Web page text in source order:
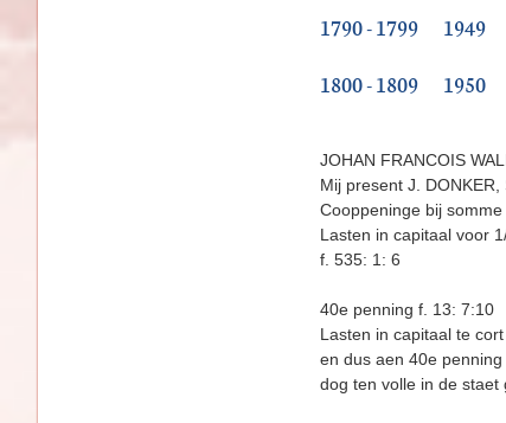
1790 - 1799
1800 - 1809
1949
1950
JOHAN FRANCOIS
Mij present J. DONKER,
Cooppeninge bij
Lasten in capitaal voor
f. 535: 1: 6
40e penning f. 13: 7:10
Lasten in capitaal te
en dus aen 40e
dog ten volle in de staet